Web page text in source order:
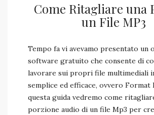
Come Ritagliare una
un File MP3
Tempo fa vi avevamo presentato un
software gratuito che consente di
lavorare sui propri file multimediali
semplice ed efficace, ovvero Format
questa guida vedremo come
porzione audio di un file Mp3 per